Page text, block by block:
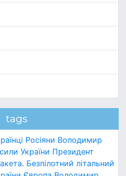
tags
Росіяни Володимир
України Президент
Безпілотний літальний